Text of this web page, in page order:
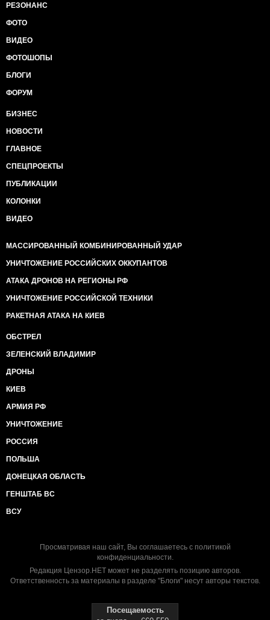
РЕЗОНАНС
ФОТО
ВИДЕО
ФОТОШОПЫ
БЛОГИ
ФОРУМ
БИЗНЕС
НОВОСТИ
ГЛАВНОЕ
СПЕЦПРОЕКТЫ
ПУБЛИКАЦИИ
КОЛОНКИ
ВИДЕО
МАССИРОВАННЫЙ КОМБИНИРОВАННЫЙ УДАР
УНИЧТОЖЕНИЕ РОССИЙСКИХ ОККУПАНТОВ
АТАКА ДРОНОВ НА РЕГИОНЫ РФ
УНИЧТОЖЕНИЕ РОССИЙСКОЙ ТЕХНИКИ
РАКЕТНАЯ АТАКА НА КИЕВ
ОБСТРЕЛ
ЗЕЛЕНСКИЙ ВЛАДИМИР
ДРОНЫ
КИЕВ
АРМИЯ РФ
УНИЧТОЖЕНИЕ
РОССИЯ
ПОЛЬША
ДОНЕЦКАЯ ОБЛАСТЬ
ГЕНШТАБ ВС
ВСУ
Просматривая наш сайт, Вы соглашаетесь с политикой
конфиденциальности.
Редакция Цензор.НЕТ может не разделять позицию авторов.
Ответственность за материалы в разделе "Блоги" несут авторы текстов.
Посещаемость